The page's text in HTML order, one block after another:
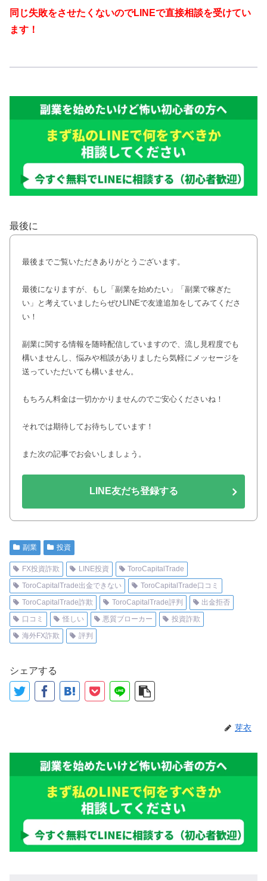
同じ失敗をさせたくないのでLINEで直接相談を受けてい
ます！
最後に
最後までご覧いただきありがとうございます。
最後になりますが、もし「副業を始めたい」「副業で稼ぎた
い」と考えていましたらぜひLINEで友達追加をしてみてくださ
い！
副業に関する情報を随時配信していますので、流し見程度でも
構いませんし、悩みや相談がありましたら気軽にメッセージを
送っていただいても構いません。
もちろん料金は一切かかりませんのでご安心くださいね！
それでは期待してお待ちしています！
また次の記事でお会いしましょう。
LINE友だち登録する
副業 投資
FX投資詐欺 LINE投資
ToroCapitalTrade
ToroCapitalTrade出金できない
ToroCapitalTrade口コミ
ToroCapitalTrade詐欺
ToroCapitalTrade評判
出金拒否
口コミ
怪しい 悪質ブローカー
投資詐欺
海外FX詐欺
評判
シェアする
芽衣